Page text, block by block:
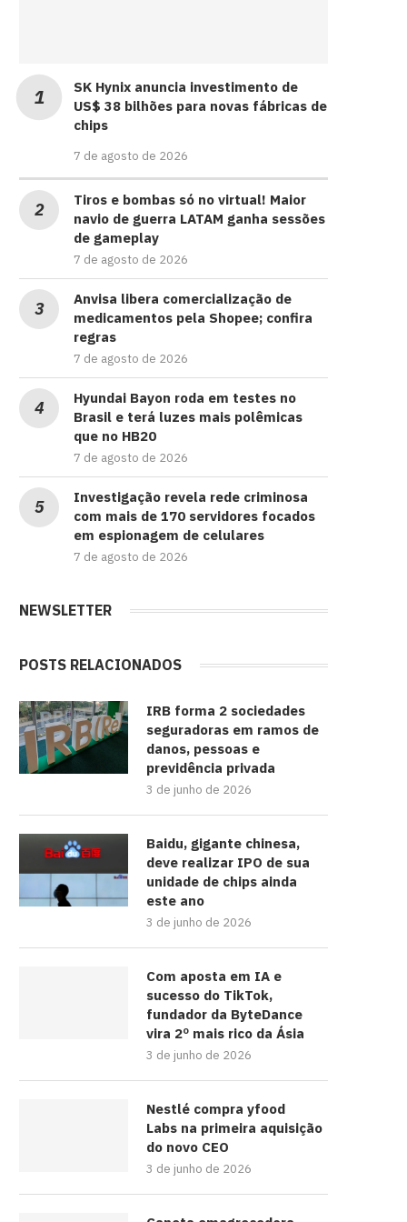
SK Hynix anuncia investimento de
US$ 38 bilhões para novas fábricas de
chips
7 de agosto de 2026
Tiros e bombas só no virtual! Maior
navio de guerra LATAM ganha sessões
de gameplay
7 de agosto de 2026
Anvisa libera comercialização de
medicamentos pela Shopee; confira
regras
7 de agosto de 2026
Hyundai Bayon roda em testes no
Brasil e terá luzes mais polêmicas
que no HB20
7 de agosto de 2026
Investigação revela rede criminosa
com mais de 170 servidores focados
em espionagem de celulares
7 de agosto de 2026
NEWSLETTER
POSTS RELACIONADOS
IRB forma 2 sociedades
seguradoras em ramos de
danos, pessoas e
previdência privada
3 de junho de 2026
Baidu, gigante chinesa,
deve realizar IPO de sua
unidade de chips ainda
este ano
3 de junho de 2026
Com aposta em IA e
sucesso do TikTok,
fundador da ByteDance
vira 2º mais rico da Ásia
3 de junho de 2026
Nestlé compra yfood
Labs na primeira aquisição
do novo CEO
3 de junho de 2026